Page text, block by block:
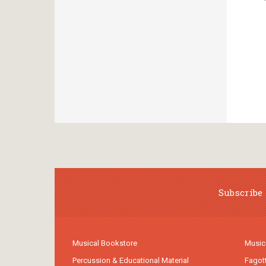
Musical Bookstore
Percussion & Educational Material